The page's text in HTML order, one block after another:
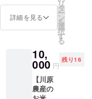
川県
能登海
水塩 内
250g 賞
味期
限：製
造日よ
り60日
保存方
輪島玄
米餅(プ
示 名
称：も
ち 原材
料：も
ち米(石
宜 販売
者：(有)
市町野
町佐野
へ部28
番地 ※
送料込
しま
す。 ■
玄米：
単一原
料米 産
地： 石
川県 品
に育て
られた
川原農
産オリ
ブラン
ド
『ファ
スティ
ング
詳細を見る
リ
タ
ー
ン
を
選
択
す
る
10,
000 円
残り16
【川原
農産の